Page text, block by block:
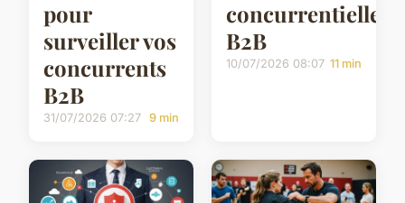
pour
surveiller vos
concurrents
B2B
31/07/2026 07:27 9 min
concurrentielle
B2B
10/07/2026 08:07 11 min